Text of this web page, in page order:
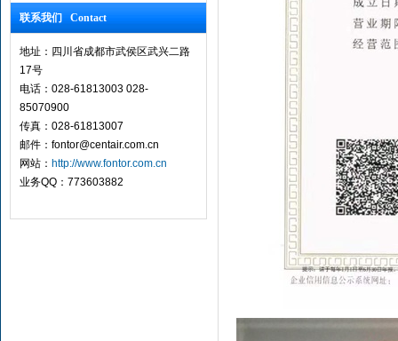
联系我们 Contact
地址：四川省成都市武侯区武兴二路
17号
电话：028-61813003 028-
85070900
传真：028-61813007
邮件：fontor@centair.com.cn
网站： http://www.fontor.com.cn
业务QQ：773603882